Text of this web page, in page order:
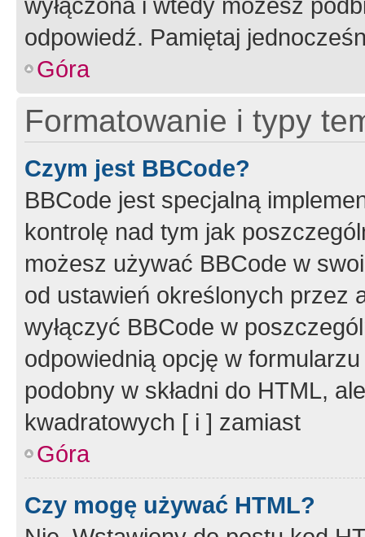
odpowiedź. Pamiętaj
Góra
Formatowanie i typy
Czym jest BBCode?
BBCode jest specjalną
kontrolę nad tym jak
możesz używać BBCode w
od ustawień określonych przez
wyłączyć BBCode w
odpowiednią opcję w
podobny w składni do HTML,
kwadratowych [ i ] zamiast
Góra
Czy mogę używać HTML?